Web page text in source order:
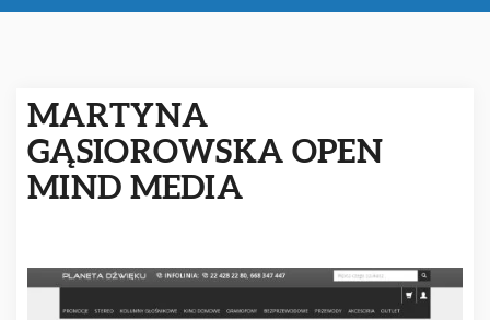
MARTYNA
GĄSIOROWSKA OPEN
MIND MEDIA